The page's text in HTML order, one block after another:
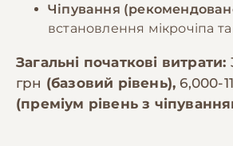
Чіпування
встановлення мікрочіпа
Загальні початкові витрати:
грн (базовий рівень),6,000-
(преміум рівень з